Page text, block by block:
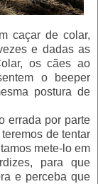
caçar de colar,
e dadas as
os cães ao
o beeper
postura de
errada por parte
de tentar
mete-lo em
para que
e perceba que